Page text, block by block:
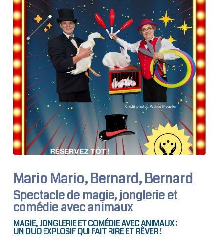
Mario Mario, Bernard, Bernard
Spectacle de magie, jonglerie et
comédie avec animaux
MAGIE, JONGLERIE ET COMÉDIE AVEC ANIMAUX :
UN DUO EXPLOSIF QUI FAIT RIRE ET RÊVER !